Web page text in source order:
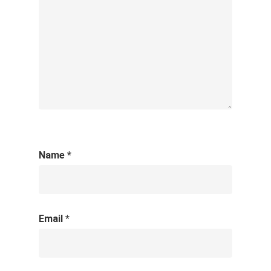
Name *
Email *